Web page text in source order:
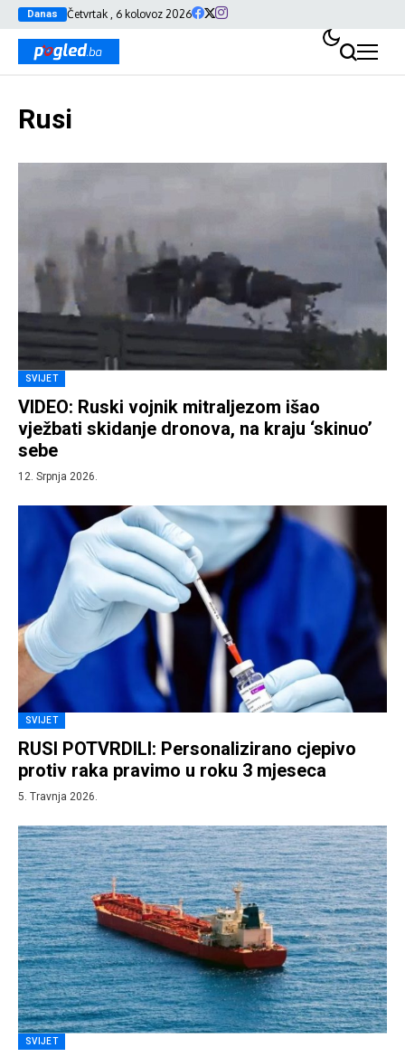
Danas Četvrtak , 6 kolovoz 2026
Rusi
SVIJET
VIDEO: Ruski vojnik mitraljezom išao
vježbati skidanje dronova, na kraju ‘skinuo’
sebe
12. Srpnja 2026.
SVIJET
RUSI POTVRDILI: Personalizirano cjepivo
protiv raka pravimo u roku 3 mjeseca
5. Travnja 2026.
SVIJET